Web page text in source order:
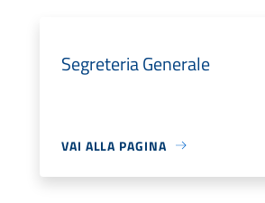
Segreteria Generale
VAI ALLA PAGINA